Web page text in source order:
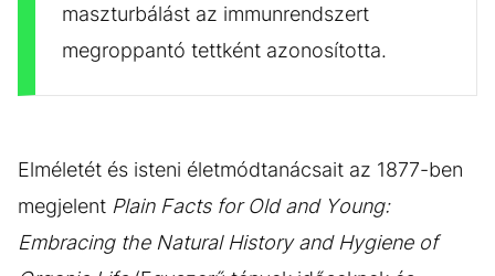
maszturbálást az immunrendszert
megroppantó tettként azonosította.
Elméletét és isteni életmódtanácsait az 1877-ben
megjelent Plain Facts for Old and Young:
Embracing the Natural History and Hygiene of